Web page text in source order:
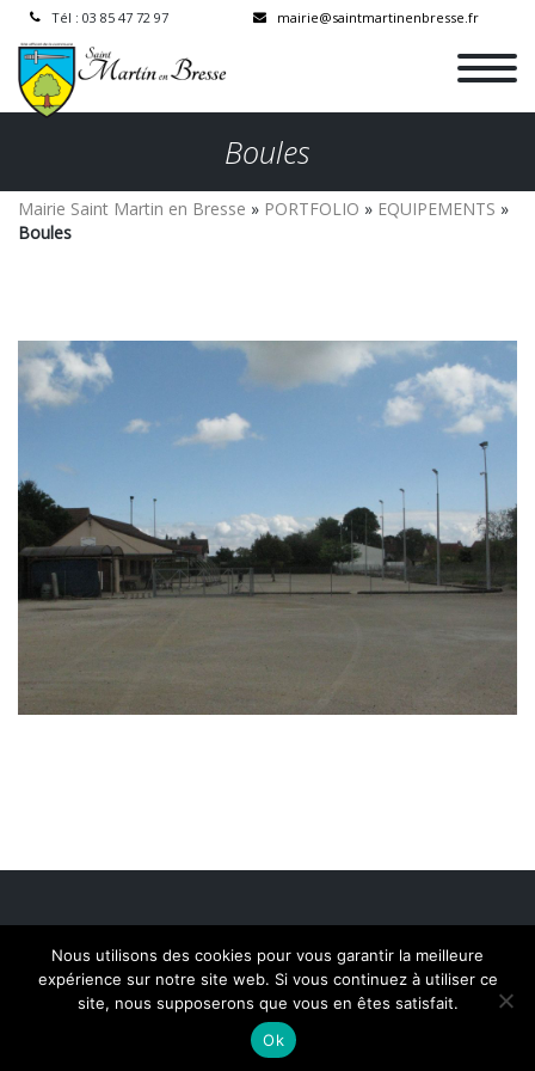
Tél : 03 85 47 72 97 mairie@saintmartinenbresse.fr
Boules
Mairie Saint Martin en Bresse » PORTFOLIO » EQUIPEMENTS »
Boules
2020 © CopyrightNEX Studio-Mentions légales
Nous utilisons des cookies pour vous garantir la meilleure
expérience sur notre site web. Si vous continuez à utiliser ce
site, nous supposerons que vous en êtes satisfait.
Ok